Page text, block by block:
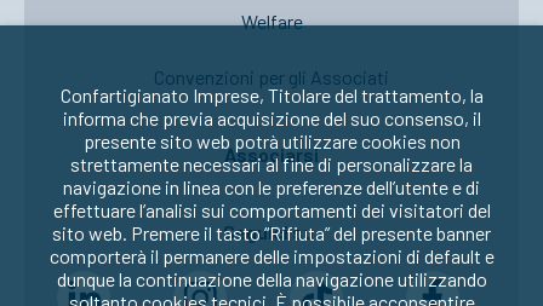
Welfare
Convenzioni per gli Associati
Associarsi
Seguici su:
Confartigianato Imprese, Titolare del trattamento, la
informa che previa acquisizione del suo consenso, il
presente sito web potrà utilizzare cookies non
strettamente necessari al fine di personalizzare la
navigazione in linea con le preferenze dell’utente e di
effettuare l’analisi sui comportamenti dei visitatori del
sito web. Premere il tasto “Rifiuta” del presente banner
comporterà il permanere delle impostazioni di default e
dunque la continuazione della navigazione utilizzando